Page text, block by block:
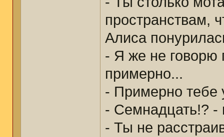
пространствам,
Алиса
- Я же не говорю
примерно...
- Примерно тебе
- Семнадцать!? -
- Ты не